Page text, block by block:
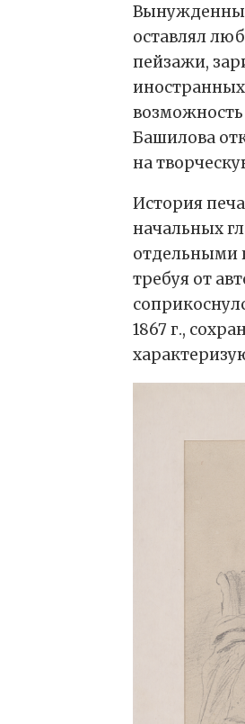
оставлял
пейзажи,
иностранных
возможность
Башилова
на
История
начальных
отдельными
требуя от
1867 г.,